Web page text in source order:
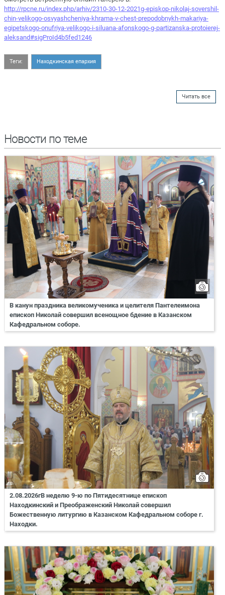
http://rpcne.ru/index.php/arhiv/2310-30-12-2021g-episkop-nikolaj-sovershil-
chin-velikogo-osvyashcheniya-khrama-v-chest-prepodobnykh-makariya-
egipetskogo-onufriya-velikogo-i-siluana-afonskogo-g-partizanska-protoierej-
aleksand#sigProId4b5fed1246
Теги: Находкинская епархия
Читать все
Новости по теме
В канун праздника великомученика и целителя Пантелеимона
епископ Николай совершил всенощное бдение в Казанском
Кафедральном соборе.
2.08.2026гВ неделю 9-ю по Пятидесятнице епископ
Находкинский и Преображенский Николай совершил
Божественную литургию в Казанском Кафедральном соборе г.
Находки.